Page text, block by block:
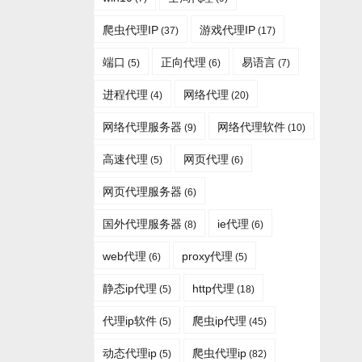
爬虫代理IP (37) 游戏代理IP (17)
端口 (5) 正向代理 (6) 易语言 (7)
进程代理 (4) 网络代理 (20)
网络代理服务器 (9) 网络代理软件 (10)
高速代理 (5) 网页代理 (6)
网页代理服务器 (6)
国外代理服务器 (8) ie代理 (6)
web代理 (6) proxy代理 (5)
静态ip代理 (5) http代理 (18)
代理ip软件 (5) 爬虫ip代理 (45)
动态代理ip (5) 爬虫代理ip (82)